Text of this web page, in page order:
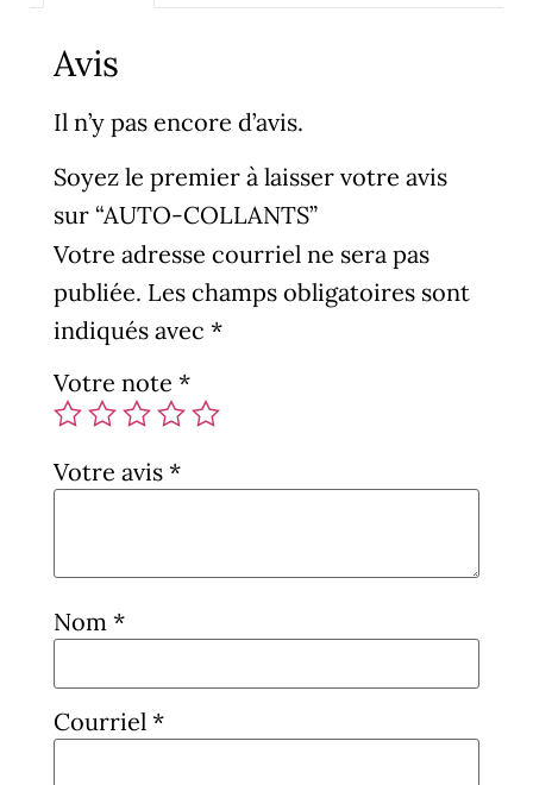
Avis
Il n’y pas encore d’avis.
Soyez le premier à laisser votre avis
sur “AUTO-COLLANTS”
Votre adresse courriel ne sera pas
publiée. Les champs obligatoires sont
indiqués avec *
Votre note *
Votre avis *
Nom *
Courriel *